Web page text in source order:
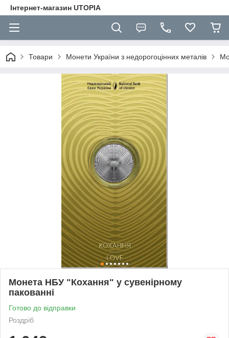
Інтернет-магазин UTOPIA
Товари Монети України з недорогоцінних металів
Монета НБУ "Кохання" у сувенірному
пакованні
Готово до відправки
Роздріб